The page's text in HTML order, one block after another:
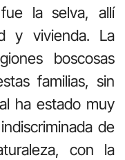
la selva, allí
y vivienda. La
boscosas
familias, sin
ha estado muy
de
con la